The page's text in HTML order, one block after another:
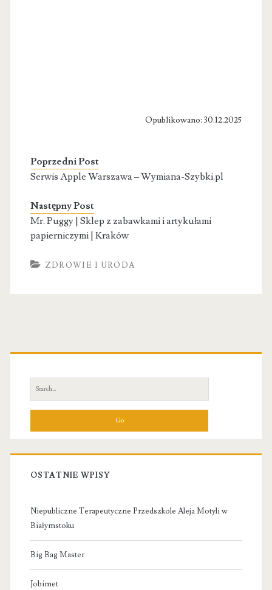
Opublikowano: 30.12.2025
Poprzedni Post
Serwis Apple Warszawa – Wymiana-Szybki.pl
Następny Post
Mr. Puggy | Sklep z zabawkami i artykułami
papierniczymi | Kraków
ZDROWIE I URODA
Primary
Sidebar
Search
for:
OSTATNIE WPISY
Niepubliczne Terapeutyczne Przedszkole Aleja Motyli w
Białymstoku
Big Bag Master
Jobimet